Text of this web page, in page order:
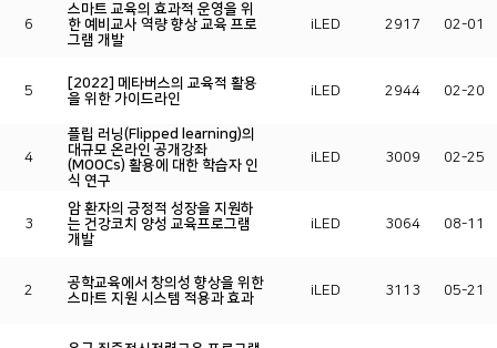
6
스마트 교육의 효과적 운영을 위
한 예비교사 역량 향상 교육 프로
그램 개발
iLED 2917 02-01
5
[2022] 메타버스의 교육적 활용
을 위한 가이드라인
iLED 2944 02-20
4
플립 러닝(Flipped learning)의
대규모 온라인 공개강좌
(MOOCs) 활용에 대한 학습자 인
식 연구
iLED 3009 02-25
3
암 환자의 긍정적 성장을 지원하
는 건강코치 양성 교육프로그램
개발
iLED 3064 08-11
2
공학교육에서 창의성 향상을 위한
스마트 지원 시스템 적용과 효과
iLED 3113 05-21